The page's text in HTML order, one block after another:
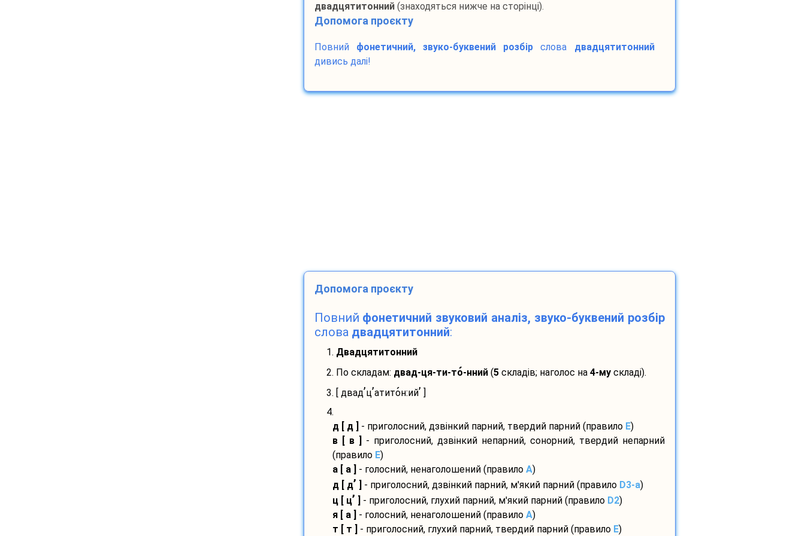
двадцятитонний(знаходяться нижче на сторінці).
Допомога проєкту
Повний фонетичний, звуко-буквений розбір слова двадцятитонний
дивись далі!
Допомога проєкту
Повний фонетичний звуковий аналіз, звуко-буквений розбір
слова двадцятитонний:
1. Двадцятитонний
2. По складам: двад-ця-ти-то-нний(5складів; наголос на 4-мускладі).
3. [ двад’ц’атитон:ий’
4.
д [ д ]
- приголосний, дзвінкий парний, твердий парний (правило E)
в [ в ]
- приголосний, дзвінкий непарний, сонорний, твердий непарний
(правило E)
а [ а ]
- голосний, ненаголошений (правило A)
д [ д’ - приголосний, дзвінкий парний, м'який парний (правило D3-а)
ц [ ц’ - приголосний, глухий парний, м'який парний (правило D2)
я [ а ]
- голосний, ненаголошений (правило A)
т [ т ]
- приголосний, глухий парний, твердий парний (правило E)